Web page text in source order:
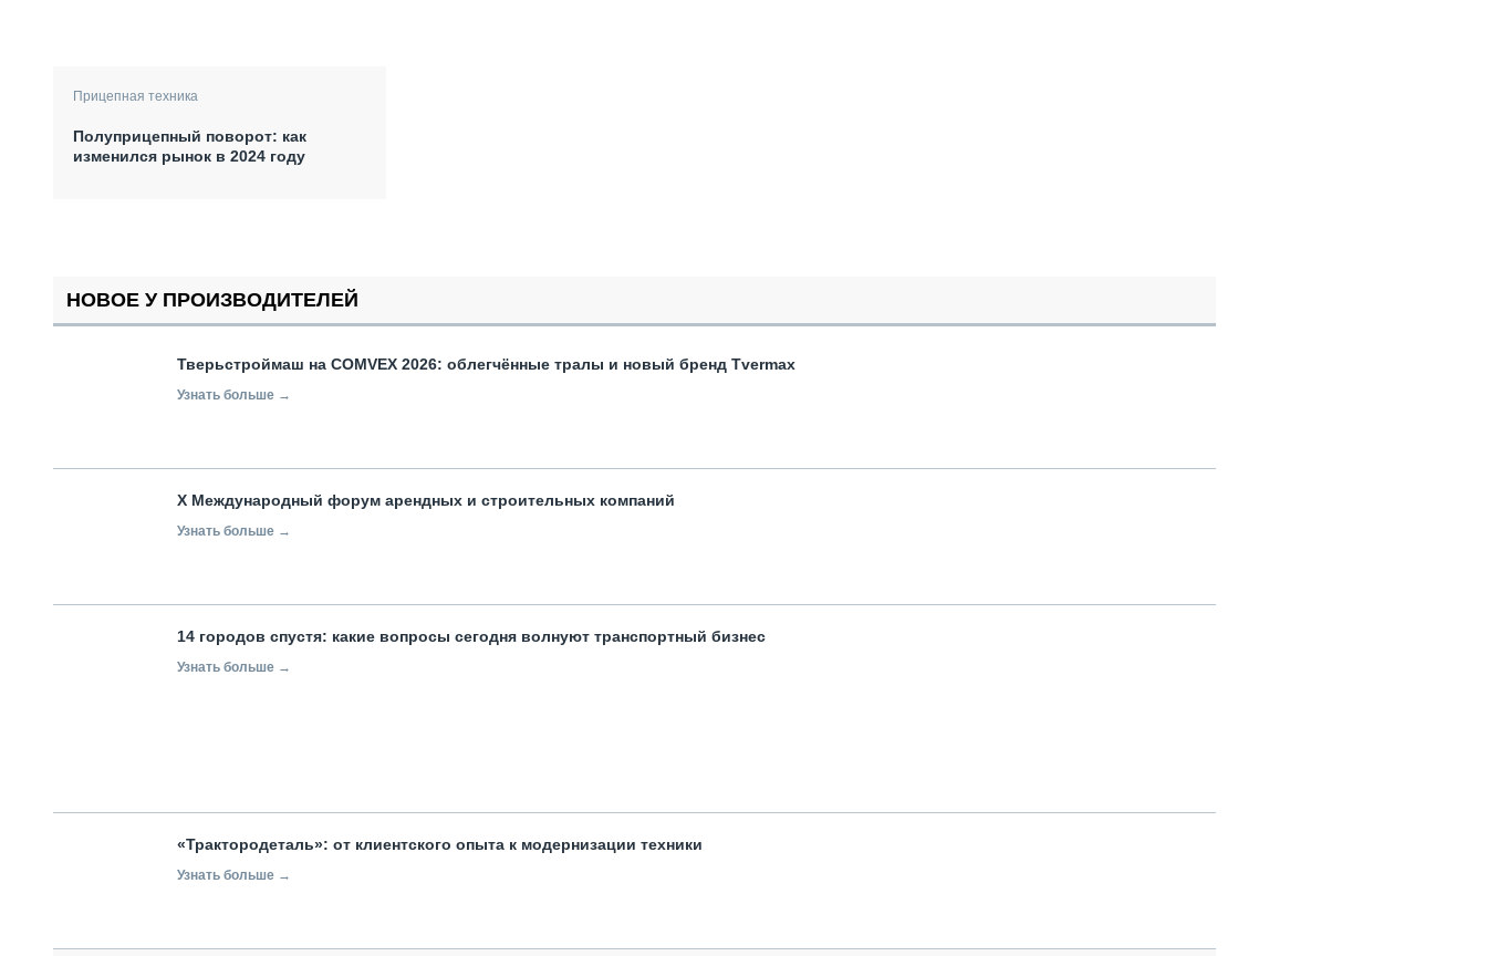
Прицепная техника
Полуприцепный поворот: как
изменился рынок в 2024 году
НОВОЕ У ПРОИЗВОДИТЕЛЕЙ
Тверьстроймаш на COMVEX 2026: облегчённые тралы и новый бренд Tvermax
Узнать больше →
X Международный форум арендных и строительных компаний
Узнать больше →
14 городов спустя: какие вопросы сегодня волнуют транспортный бизнес
Узнать больше →
«Трактородеталь»: от клиентского опыта к модернизации техники
Узнать больше →